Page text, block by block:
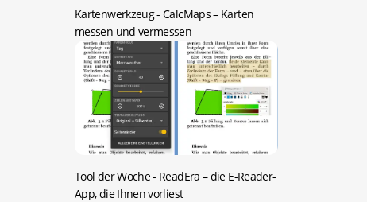
Kartenwerkzeug -CalcMaps – Karten
messen und vermessen
Tool der Woche - ReadEra – die E-Reader-
App, die Ihnen vorliest